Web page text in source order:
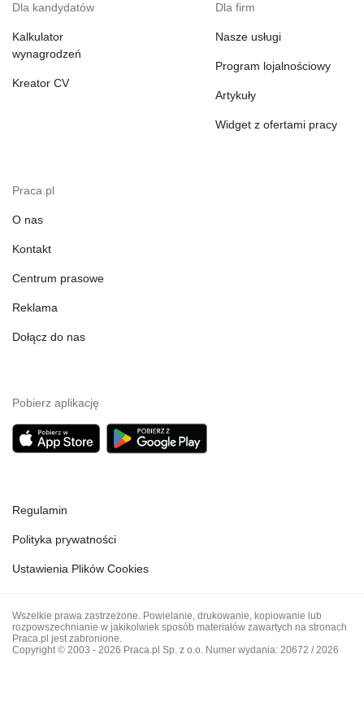
Dla kandydatów
Kalkulator
wynagrodzeń
Kreator CV
Dla firm
Nasze usługi
Program lojalnościowy
Artykuły
Widget z ofertami pracy
Praca.pl
O nas
Kontakt
Centrum prasowe
Reklama
Dołącz do nas
Pobierz aplikację
Regulamin
Polityka prywatności
Ustawienia Plików Cookies
Wszelkie prawa zastrzeżone. Powielanie, drukowanie, kopiowanie lub
rozpowszechnianie w jakikolwiek sposób materiałów zawartych na stronach
Praca.pl jest zabronione.
Copyright © 2003 - 2026 Praca.pl Sp. z o.o. Numer wydania: 20672 / 2026